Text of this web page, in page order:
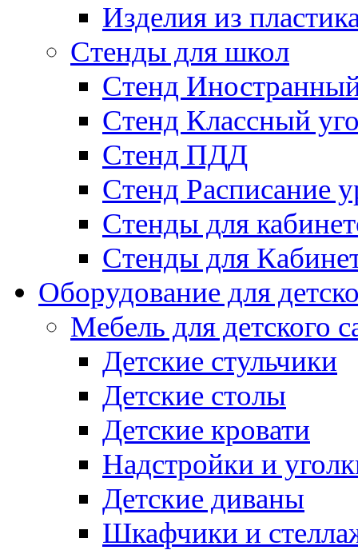
Изделия из
Стенды для школ
Стенд
Стенд Классный
Стенд ПДД
Стенд Расписание
Стенды для
Стенды для
Оборудование для
Мебель для детского
Детские стульчики
Детские столы
Детские кровати
Надстройки и
Детские диваны
Шкафчики и